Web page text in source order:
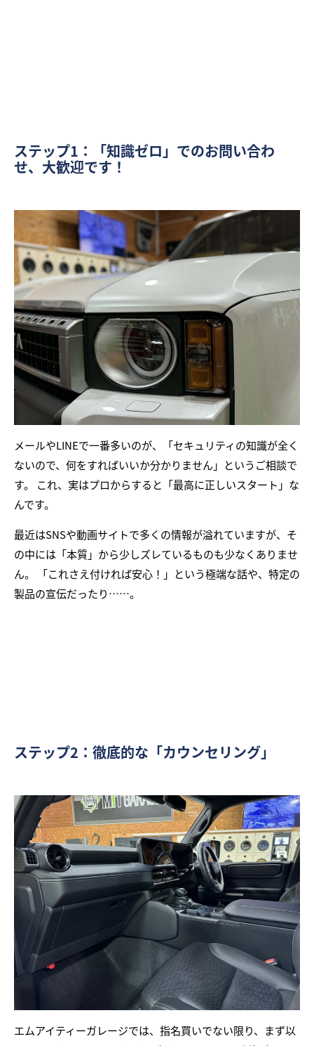
ステップ1：「知識ゼロ」でのお問い合わ
せ、大歓迎です！
メールやLINEで一番多いのが、「セキュリティの知識が全く
ないので、何をすればいいか分かりません」というご相談で
す。 これ、実はプロからすると「最高に正しいスタート」な
んです。
最近はSNSや動画サイトで多くの情報が溢れていますが、そ
の中には「本質」から少しズレているものも少なくありませ
ん。 「これさえ付ければ安心！」という極端な話や、特定の
製品の宣伝だったり……。
ステップ2：徹底的な「カウンセリング」
エムアイティーガレージでは、指名買いでない限り、まず以